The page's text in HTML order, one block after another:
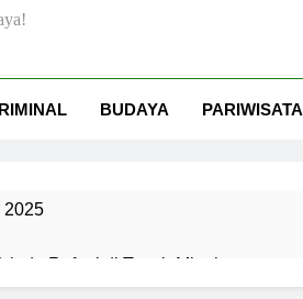
BUDAYA PARIWISATA
2025
Rafael di Tanah Minahasa